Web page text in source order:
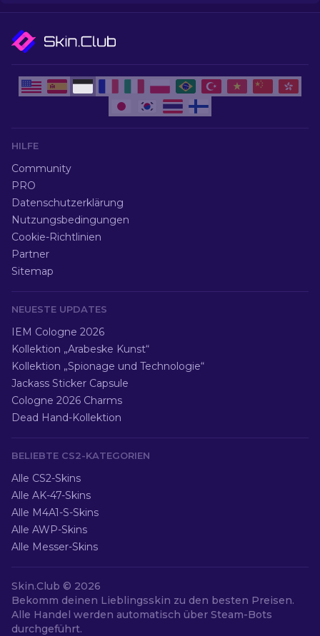
HILFE
Community
PRO
Datenschutzerklärung
Nutzungsbedingungen
Cookie-Richtlinien
Partner
Sitemap
NEUESTE UPDATES
IEM Cologne 2026
Kollektion „Arabeske Kunst“
Kollektion „Spionage und Technologie“
Jackass Sticker Capsule
Cologne 2026 Charms
Dead Hand-Kollektion
BELIEBTE CS2-KATEGORIEN
Alle CS2-Skins
Alle AK-47-Skins
Alle M4A1-S-Skins
Alle AWP-Skins
Alle Messer-Skins
Skin.Club © 2026
Bekomm deinen Lieblingsskin zu den besten Preisen.
Alle Handel werden automatisch über Steam-Bots
durchgeführt.